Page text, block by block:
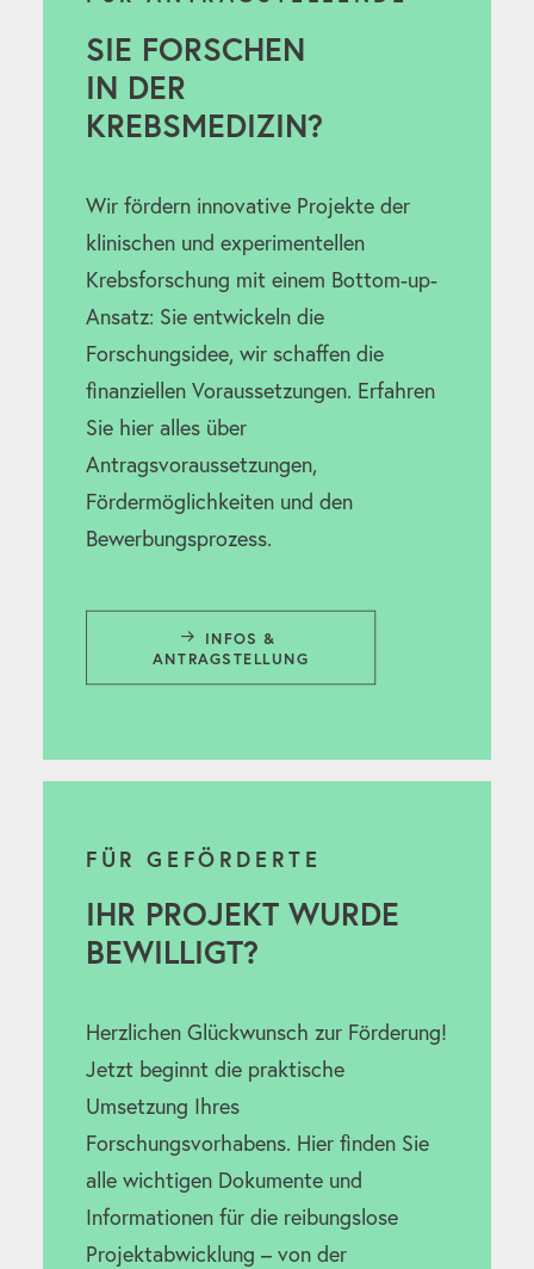
SIE FORSCHEN
IN DER
KREBSMEDIZIN?
Wir fördern innovative Projekte der
klinischen und experimentellen
Krebsforschung mit einem Bottom-up-
Ansatz: Sie entwickeln die
Forschungsidee, wir schaffen die
finanziellen Voraussetzungen. Erfahren
Sie hier alles über
Antragsvoraussetzungen,
Fördermöglichkeiten und den
Bewerbungsprozess.
INFOS &
ANTRAGSTELLUNG
FÜR GEFÖRDERTE
IHR PROJEKT WURDE
BEWILLIGT?
Herzlichen Glückwunsch zur Förderung!
Jetzt beginnt die praktische
Umsetzung Ihres
Forschungsvorhabens. Hier finden Sie
alle wichtigen Dokumente und
Informationen für die reibungslose
Projektabwicklung – von der